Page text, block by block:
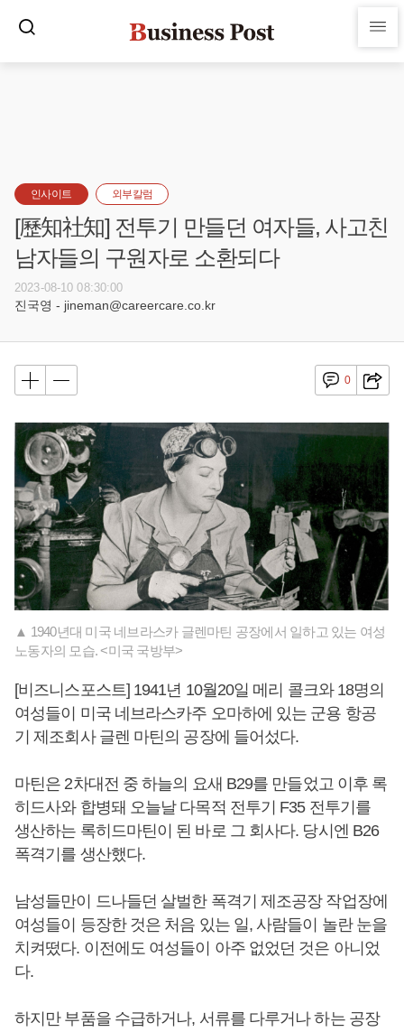
인사이트 외부칼럼
[歷知社知] 전투기 만들던 여자들, 사고친
남자들의 구원자로 소환되다
2023-08-10 08:30:00
진국영 - jineman@careercare.co.kr
0
▲ 1940년대 미국 네브라스카 글렌마틴 공장에서 일하고 있는 여성
노동자의 모습. <미국 국방부>
[비즈니스포스트] 1941년 10월20일 메리 콜크와 18명의
여성들이 미국 네브라스카주 오마하에 있는 군용 항공
기 제조회사 글렌 마틴의 공장에 들어섰다.
마틴은 2차대전 중 하늘의 요새 B29를 만들었고 이후 록
히드사와 합병돼 오늘날 다목적 전투기 F35 전투기를
생산하는 록히드마틴이 된 바로 그 회사다. 당시엔 B26
폭격기를 생산했다.
남성들만이 드나들던 살벌한 폭격기 제조공장 작업장에
여성들이 등장한 것은 처음 있는 일, 사람들이 놀란 눈을
치켜떴다. 이전에도 여성들이 아주 없었던 것은 아니었
다.
하지만 부품을 수급하거나, 서류를 다루거나 하는 공장